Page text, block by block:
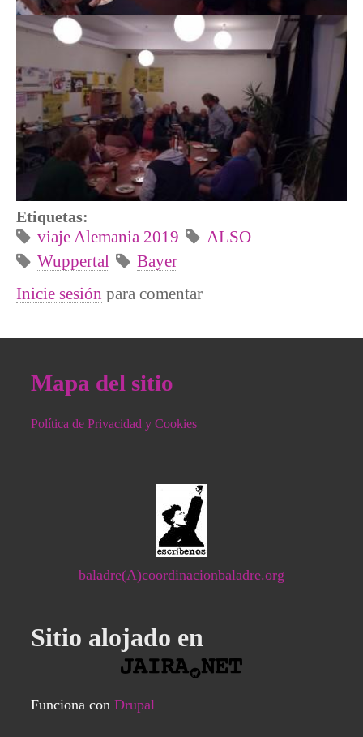
Etiquetas:
viaje Alemania 2019
ALSO
Wuppertal
Bayer
Inicie sesión para comentar
Mapa del sitio
Política de Privacidad y Cookies
baladre(A)coordinacionbaladre.org
Sitio alojado en
Funciona con Drupal